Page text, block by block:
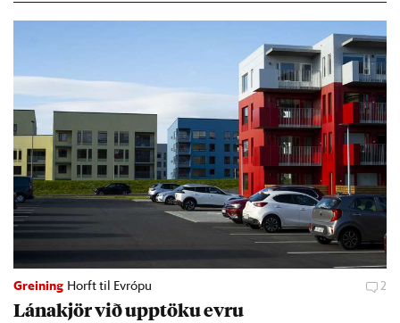
Greining Horft til Evrópu 2
Lána­kjör við upp­töku evru